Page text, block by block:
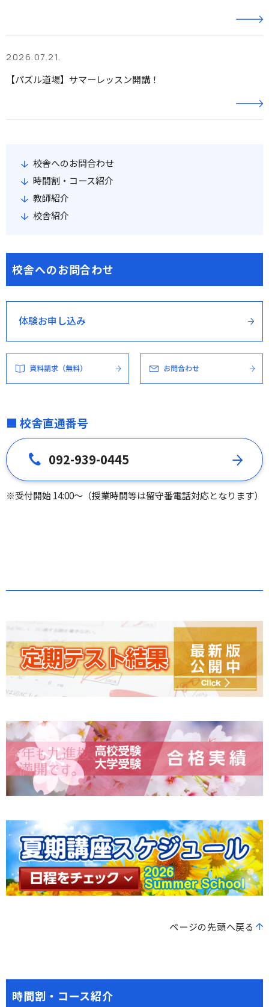
2026.07.21.
【パズル道場】サマーレッスン開講！
校舎へのお問合わせ
時間割・コース紹介
教師紹介
校舎紹介
校舎へのお問合わせ
体験お申し込み
■ 校舎直通番号
092-939-0445
※受付開始 14:00～（授業時間等は留守番電話対応となります）
ページの先頭へ戻る
時間割・コース紹介